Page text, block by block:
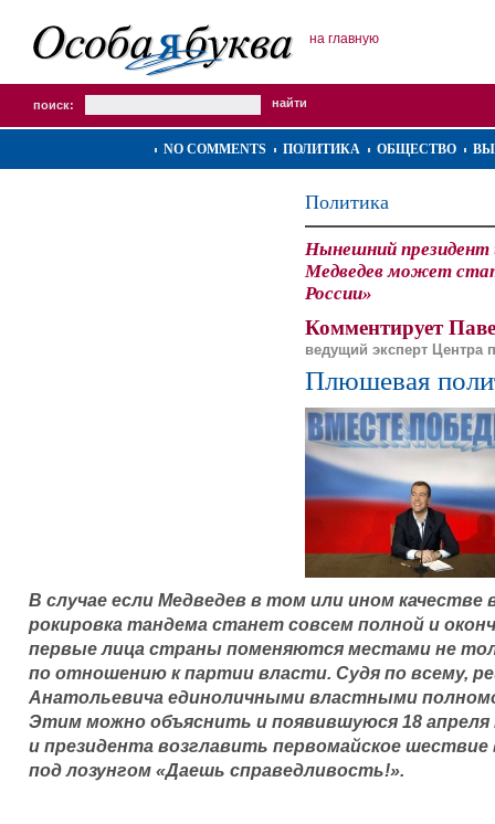
на главную
поиск:
NO COMMENTS ПОЛИТИКА ОБЩЕСТВО
Политика
Нынешний
Медведев может
России»
Комментирует
ведущий эксперт Центра
Плюшевая
В случае если Медведев в том или ином
рокировка тандема станет совсем полной и
первые лица страны поменяются местами не
по отношению к партии власти. Судя по всему,
Анатольевича единоличными властными
Этим можно объяснить и появившуюся 18 апреля
и президента возглавить первомайское
под лозунгом «Даешь справедливость!».